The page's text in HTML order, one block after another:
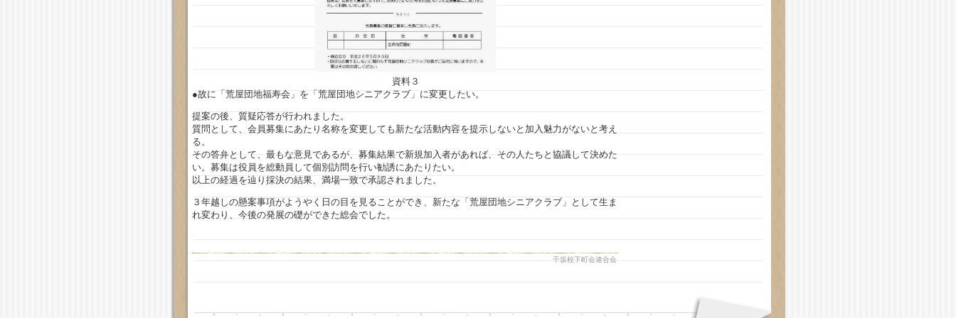
資料３
●故に「荒屋団地福寿会」を「荒屋団地シニアクラブ」に変更したい。
提案の後、質疑応答が行われました。
質問として、会員募集にあたり名称を変更しても新たな活動内容を提示しないと加入魅力がないと考え
る。
その答弁として、最もな意見であるが、募集結果で新規加入者があれば、その人たちと協議して決めた
い。募集は役員を総動員して個別訪問を行い勧誘にあたりたい。
以上の経過を辿り採決の結果、満場一致で承認されました。
３年越しの懸案事項がようやく日の目を見ることができ、新たな「荒屋団地シニアクラブ」として生ま
れ変わり、今後の発展の礎ができた総会でした。
千坂校下町会連合会